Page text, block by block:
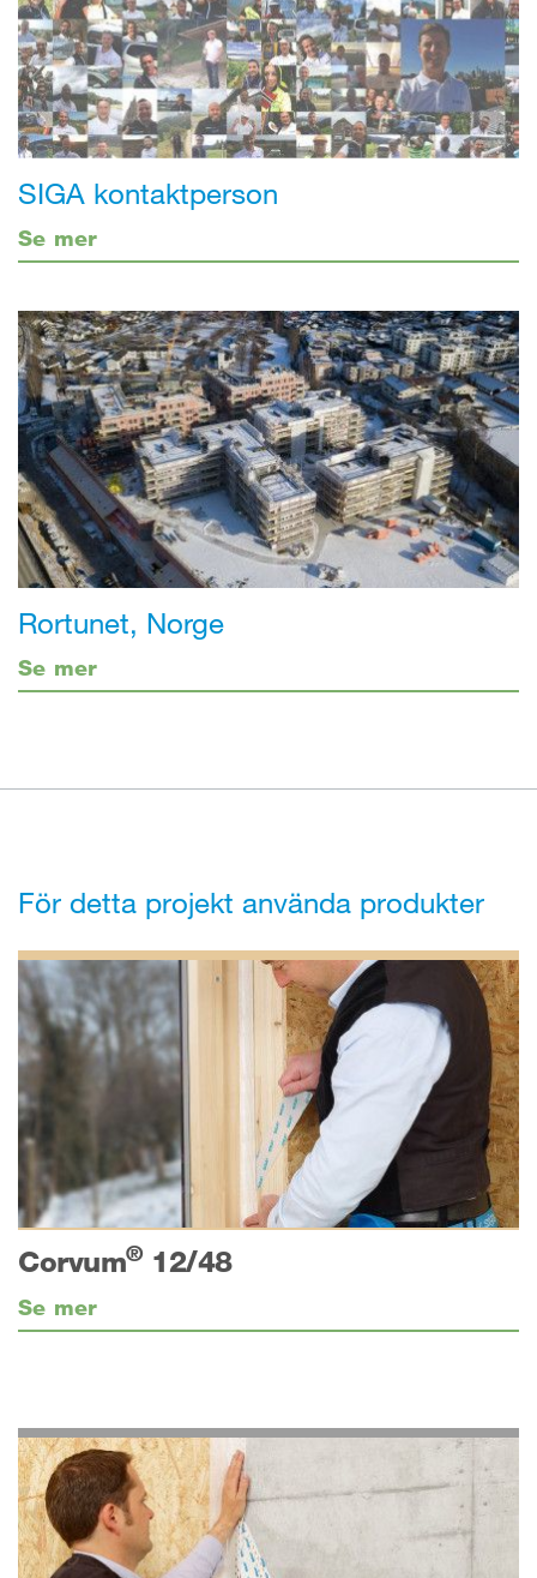
SIGA kontaktperson
Se mer
Rortunet, Norge
Se mer
För detta projekt använda produkter
Corvum®12/48
Se mer